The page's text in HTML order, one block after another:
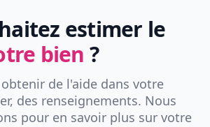
estimer le
bien ?
de l'aide dans votre
des renseignements. Nous
pour en savoir plus sur votre